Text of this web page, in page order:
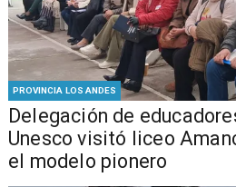
PROVINCIA LOS ANDES
Delegación de
Unesco visitó liceo
el modelo pionero